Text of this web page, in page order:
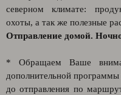
северном климате:
охоты, а так же полезные
Отправление домой.
* Обращаем Ваше
дополнительной программы
до отправления по